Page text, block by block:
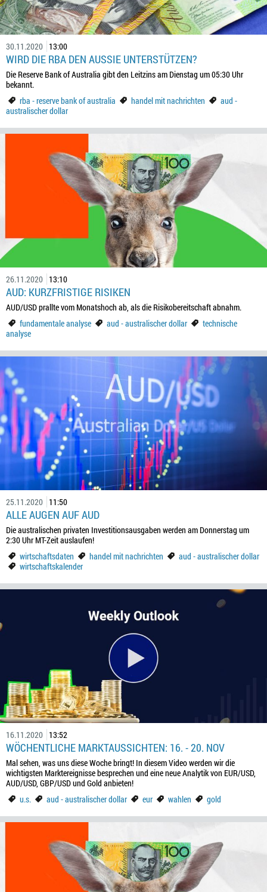
30.11.2020 13:00
WIRD DIE RBA DEN AUSSIE UNTERSTÜTZEN?
Die Reserve Bank of Australia gibt den Leitzins am Dienstag um 05:30 Uhr
bekannt.
rba - reserve bank of australia
handel mit nachrichten
aud -
australischer dollar
26.11.2020 13:10
AUD: KURZFRISTIGE RISIKEN
AUD/USD prallte vom Monatshoch ab, als die Risikobereitschaft abnahm.
fundamentale analyse
aud - australischer dollar
technische
analyse
25.11.2020 11:50
ALLE AUGEN AUF AUD
Die australischen privaten Investitionsausgaben werden am Donnerstag um
2:30 Uhr MT-Zeit auslaufen!
wirtschaftsdaten
handel mit nachrichten
aud - australischer dollar
wirtschaftskalender
16.11.2020 13:52
WÖCHENTLICHE MARKTAUSSICHTEN: 16. - 20. NOV
Mal sehen, was uns diese Woche bringt! In diesem Video werden wir die
wichtigsten Marktereignisse besprechen und eine neue Analytik von EUR/USD,
AUD/USD, GBP/USD und Gold anbieten!
u.s.
aud - australischer dollar eur wahlen gold